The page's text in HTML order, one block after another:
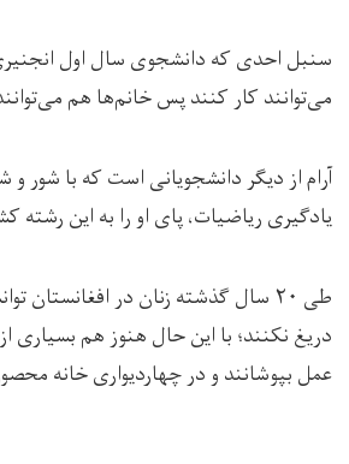
سنبل احدی که دانشجوی سال اول
می‌توانند کار کنند پس خانم‌ها هم
آرام از دیگر دانشجویانی است که با
یادگیری ریاضیات، پای او را به این رشته
طی ۲۰ سال گذشته زنان در افغانستان
دریغ نکنند؛ با این حال هنوز هم بسیاری
عمل بپوشانند و در چهاردیواری خانه